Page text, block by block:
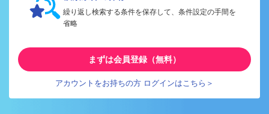
繰り返し検索する条件を保存して、条件設定の手間を
省略
まずは会員登録（無料）
アカウントをお持ちの方 ログインはこちら＞